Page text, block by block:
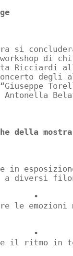
si
workshop di
Ricciardi
“Giuseppe
Antonella
della mostra
in
a diversi
le
il ritmo in